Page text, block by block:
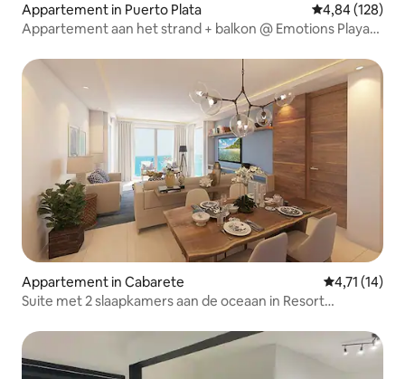
Appartement in Puerto Plata Gemiddelde
4,84 (128)
Appartement aan het strand + balkon @ Emotions Playa
Appartement in Cabarete Gemiddelde
4,71 (14)
Suite met 2 slaapkamers aan de oceaan in Resort